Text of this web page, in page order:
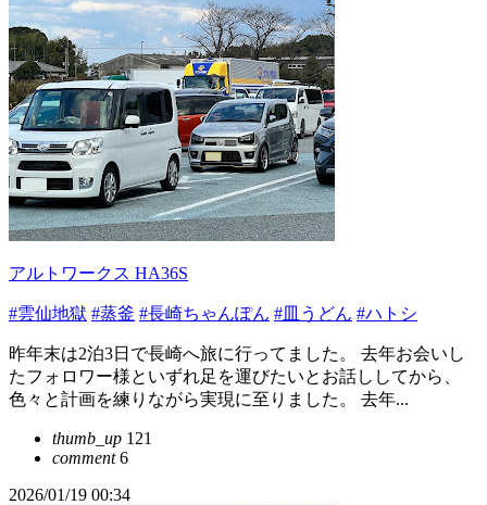
アルトワークス HA36S
#雲仙地獄 #蒸釜 #長崎ちゃんぽん #皿うどん #ハトシ
昨年末は2泊3日で長崎へ旅に行ってました。 去年お会いし
たフォロワー様といずれ足を運びたいとお話ししてから、
色々と計画を練りながら実現に至りました。 去年...
thumb_up 121
comment6
2026/01/19 00:34